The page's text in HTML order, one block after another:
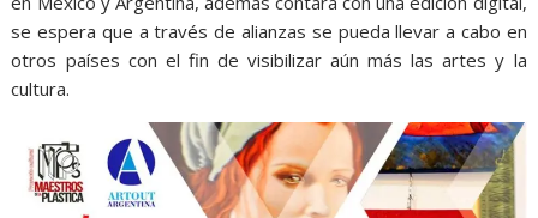
se espera que a través de alianzas se pueda llevar a cabo en
otros países con el fin de visibilizar aún más las artes y la
cultura.